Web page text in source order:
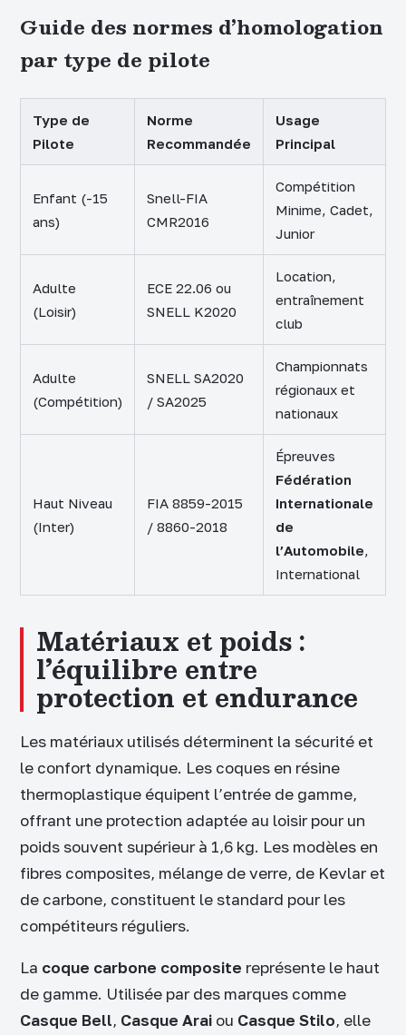
Guide des normes d’homologation
par type de pilote
Type de
Pilote
Norme
Recommandée
Usage
Principal
Enfant (-15
ans)
Snell-FIA
CMR2016
Compétition
Minime, Cadet,
Junior
Adulte
(Loisir)
ECE 22.06 ou
SNELL K2020
Location,
entraînement
club
Adulte
(Compétition)
SNELL SA2020
/ SA2025
Championnats
régionaux et
nationaux
Haut Niveau
(Inter)
FIA 8859-2015
/ 8860-2018
Épreuves
Fédération
Internationale
de
l’Automobile,
International
Matériaux et poids :
l’équilibre entre
protection et endurance
Les matériaux utilisés déterminent la sécurité et
le confort dynamique. Les coques en résine
thermoplastique équipent l’entrée de gamme,
offrant une protection adaptée au loisir pour un
poids souvent supérieur à 1,6 kg. Les modèles en
fibres composites, mélange de verre, de Kevlar et
de carbone, constituent le standard pour les
compétiteurs réguliers.
La coque carbone composite représente le haut
de gamme. Utilisée par des marques comme
Casque Bell, Casque Arai ou Casque Stilo, elle